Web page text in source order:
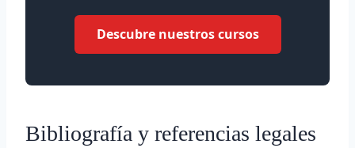
Descubre nuestros cursos
Bibliografía y referencias legales